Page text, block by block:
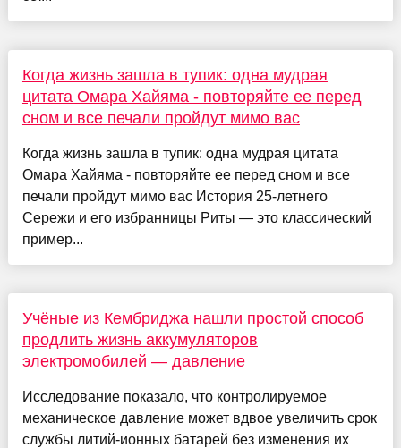
Когда жизнь зашла в тупик: одна мудрая
цитата Омара Хайяма - повторяйте ее перед
сном и все печали пройдут мимо вас
Когда жизнь зашла в тупик: одна мудрая цитата
Омара Хайяма - повторяйте ее перед сном и все
печали пройдут мимо вас История 25-летнего
Сережи и его избранницы Риты — это классический
пример...
Учёные из Кембриджа нашли простой способ
продлить жизнь аккумуляторов
электромобилей — давление
Исследование показало, что контролируемое
механическое давление может вдвое увеличить срок
службы литий-ионных батарей без изменения их